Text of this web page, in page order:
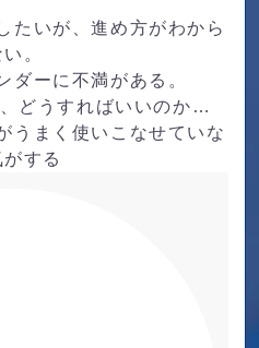
たいが、進め方がわから
。
ダーに不満がある。
どうすればいいのか…
うまく使いこなせていな
する